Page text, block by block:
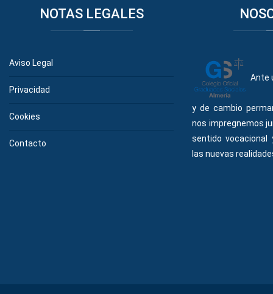
NOTASLEGALES
Aviso Legal
Privacidad
Cookies
Contacto
Ante
y de cambio
nos impregnemos
sentido
las nuevas